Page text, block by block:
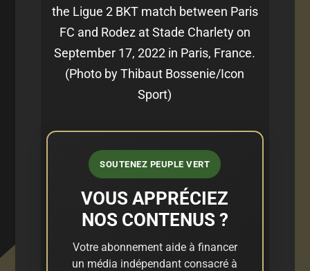
the Ligue 2 BKT match between Paris
FC and Rodez at Stade Charlety on
September 17, 2022 in Paris, France.
(Photo by Thibaut Bossenie/Icon
Sport)
SOUTENEZ PEUPLE VERT
VOUS APPRÉCIEZ
NOS CONTENUS ?
Votre abonnement aide à financer
un média indépendant consacré à